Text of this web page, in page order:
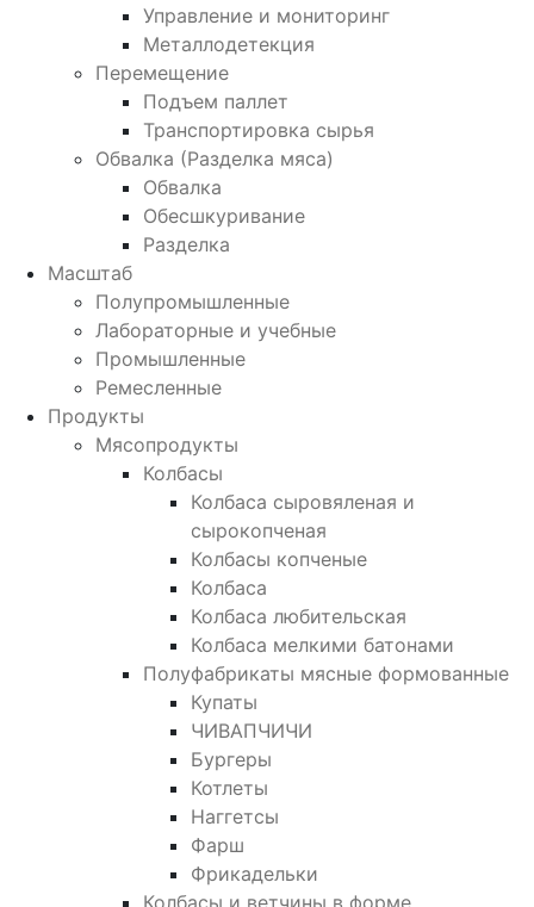
Управление и мониторинг
Металлодетекция
Перемещение
Подъем паллет
Транспортировка сырья
Обвалка (Разделка мяса)
Обвалка
Обесшкуривание
Разделка
Масштаб
Полупромышленные
Лабораторные и учебные
Промышленные
Ремесленные
Продукты
Мясопродукты
Колбасы
Колбаса сыровяленая и
сырокопченая
Колбасы копченые
Колбаса
Колбаса любительская
Колбаса мелкими батонами
Полуфабрикаты мясные формованные
Купаты
ЧИВАПЧИЧИ
Бургеры
Котлеты
Наггетсы
Фарш
Фрикадельки
Колбасы и ветчины в форме